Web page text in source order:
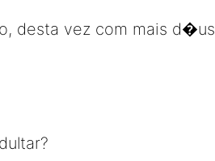
desta vez com mais d�us